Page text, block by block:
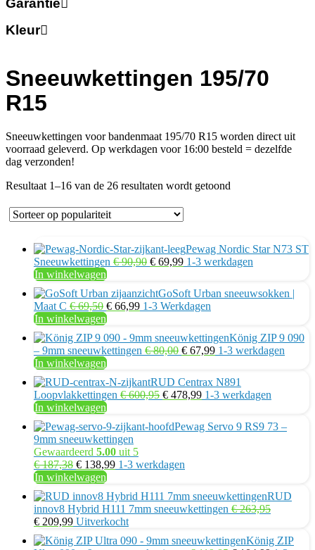
Sneeuwkettingen 195/70
R15
Sneeuwkettingen voor bandenmaat 195/70 R15 worden direct uit
voorraad geleverd. Op werkdagen voor 16:00 besteld = dezelfde
dag verzonden!
Resultaat 1–16 van de 26 resultaten wordt getoond
Pewag Nordic Star N73 ST
Sneeuwkettingen €90,90 Oorspronkelijke
€ 90,90.
€ 69,99Huidige
€ 69,99.
1-3 werkdagen
In winkelwagen
GoSoft Urban sneeuwsokken |
Maat C €69,50 Oorspronkelijke
prijs
€ 69,50.
€ 66,99Huidige
€ 66,99.
1-3 Werkdagen
In winkelwagen
König ZIP 9 090
– 9mm sneeuwkettingen €80,00 Oorspronkelijke
€ 80,00.
€ 67,99Huidige
€ 67,99.
1-3 werkdagen
In winkelwagen
RUD Centrax N891
Loopvlakkettingen €600,95 Oorspronkelijke
€ 600,95.
€ 478,99Huidige
€ 478,99.
1-3 werkdagen
In winkelwagen
Pewag Servo 9 RS9 73 –
9mm sneeuwkettingen
Gewaardeerd 5.00 uit 5
€187,38 Oorspronkelijke
prijs
€ 187,38.
€ 138,99Huidige
€ 138,99.
1-3 werkdagen
In winkelwagen
RUD
innov8 Hybrid H111 7mm sneeuwkettingen €263,95
Oorspronkelijke
prijs
was:
€ 209,99Huidige
is:
Uitverkocht
König ZIP
Garantie
Kleur